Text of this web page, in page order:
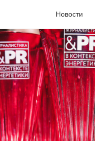
Новости